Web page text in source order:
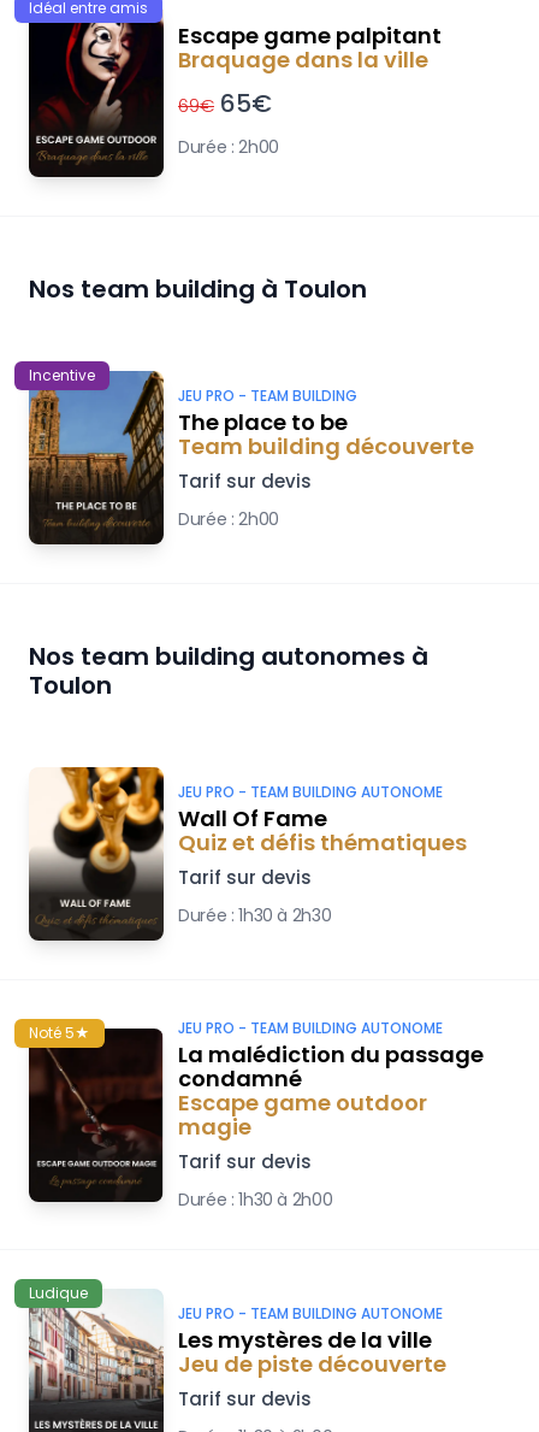
Idéal entre amis
Escape game palpitant
Braquage dans la ville
69€ 65€
Durée :2h00
Nos team building à Toulon
Incentive
JEU PRO - TEAM BUILDING
The place to be
Team building découverte
Tarif sur devis
Durée :2h00
Nos team building autonomes à
Toulon
JEU PRO - TEAM BUILDING AUTONOME
Wall Of Fame
Quiz et défis thématiques
Tarif sur devis
Durée :1h30 à 2h30
Noté 5★ JEU PRO - TEAM BUILDING AUTONOME
La malédiction du passage
condamné
Escape game outdoor
magie
Tarif sur devis
Durée :1h30 à 2h00
Ludique
JEU PRO - TEAM BUILDING AUTONOME
Les mystères de la ville
Jeu de piste découverte
Tarif sur devis